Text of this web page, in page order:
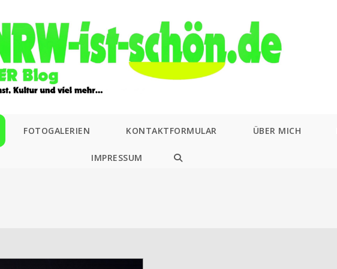
FOTOGALERIEN KONTAKTFORMULAR ÜBER MICH
IMPRESSUM
WEBSITE-